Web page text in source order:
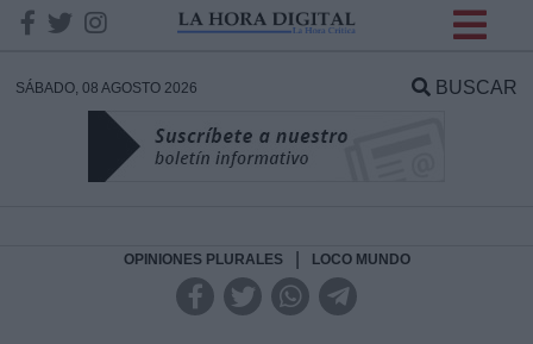
SÁBADO, 08 AGOSTO 2026 BUSCAR
OPINIONES PLURALES LOCO MUNDO
DATOS
Responsable: